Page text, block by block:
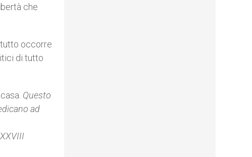
che
occorre
di tutto
Questo
ad